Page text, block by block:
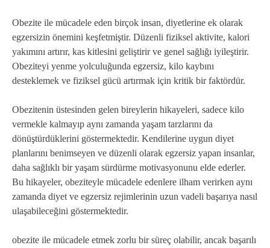
Obezite ile mücadele eden birçok insan, diyetlerine ek olarak
egzersizin önemini keşfetmiştir. Düzenli fiziksel aktivite, kalori
yakımını artırır, kas kitlesini geliştirir ve genel sağlığı iyileştirir.
Obeziteyi yenme yolculuğunda egzersiz, kilo kaybını
desteklemek ve fiziksel gücü artırmak için kritik bir faktördür.
Obezitenin üstesinden gelen bireylerin hikayeleri, sadece kilo
vermekle kalmayıp aynı zamanda yaşam tarzlarını da
dönüştürdüklerini göstermektedir. Kendilerine uygun diyet
planlarını benimseyen ve düzenli olarak egzersiz yapan insanlar,
daha sağlıklı bir yaşam sürdürme motivasyonunu elde ederler.
Bu hikayeler, obeziteyle mücadele edenlere ilham verirken aynı
zamanda diyet ve egzersiz rejimlerinin uzun vadeli başarıya nasıl
ulaşabileceğini göstermektedir.
obezite ile mücadele etmek zorlu bir süreç olabilir, ancak başarılı